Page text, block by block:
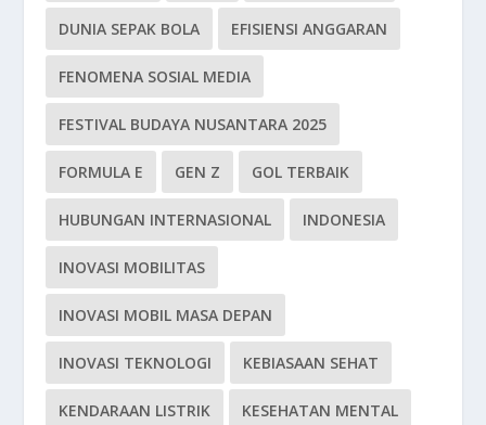
DUNIA SEPAK BOLA EFISIENSI ANGGARAN
FENOMENA SOSIAL MEDIA
FESTIVAL BUDAYA NUSANTARA 2025
FORMULA E GEN Z GOL TERBAIK
HUBUNGAN INTERNASIONAL INDONESIA
INOVASI MOBILITAS
INOVASI MOBIL MASA DEPAN
INOVASI TEKNOLOGI KEBIASAAN SEHAT
KENDARAAN LISTRIK KESEHATAN MENTAL